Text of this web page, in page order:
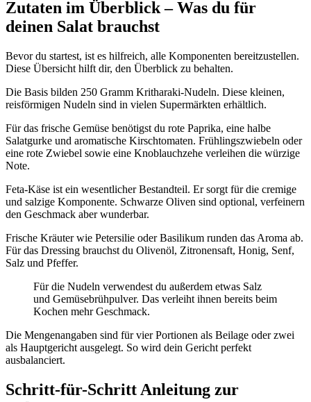
Zutaten im Überblick – Was du für
deinen Salat brauchst
Bevor du startest, ist es hilfreich, alle Komponenten bereitzustellen.
Diese Übersicht hilft dir, den Überblick zu behalten.
Die Basis bilden 250 Gramm Kritharaki-Nudeln. Diese kleinen,
reisförmigen Nudeln sind in vielen Supermärkten erhältlich.
Für das frische Gemüse benötigst du rote Paprika, eine halbe
Salatgurke und aromatische Kirschtomaten. Frühlingszwiebeln oder
eine rote Zwiebel sowie eine Knoblauchzehe verleihen die würzige
Note.
Feta-Käse ist ein wesentlicher Bestandteil. Er sorgt für die cremige
und salzige Komponente. Schwarze Oliven sind optional, verfeinern
den Geschmack aber wunderbar.
Frische Kräuter wie Petersilie oder Basilikum runden das Aroma ab.
Für das Dressing brauchst du Olivenöl, Zitronensaft, Honig, Senf,
Salz und Pfeffer.
Für die Nudeln verwendest du außerdem etwas Salz
und Gemüsebrühpulver. Das verleiht ihnen bereits beim
Kochen mehr Geschmack.
Die Mengenangaben sind für vier Portionen als Beilage oder zwei
als Hauptgericht ausgelegt. So wird dein Gericht perfekt
ausbalanciert.
Schritt-für-Schritt Anleitung zur